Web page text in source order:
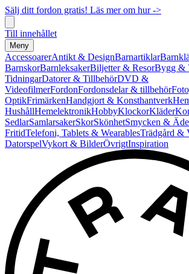
Sälj ditt fordon gratis! Läs mer om hur ->
Till innehållet
Meny
AccessoarerAntikt & DesignBarnartiklar
BarnskorBarnleksakerBiljetter & ResorBygg &
TidningarDatorer & TillbehörDVD &
VideofilmerFordonFordonsdelar & tillbehör
OptikFrimärkenHandgjort & Konsthantverk
HushållHemelektronikHobbyKlockorKläder
SedlarSamlarsakerSkorSkönhetSmycken &
FritidTelefoni, Tablets & WearablesTrädgård &
DatorspelVykort & BilderÖvrigtInspiration